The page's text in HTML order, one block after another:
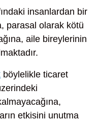
insanlardan bir
parasal olarak kötü
aile bireylerinin
böylelikle ticaret
etkisini unutma